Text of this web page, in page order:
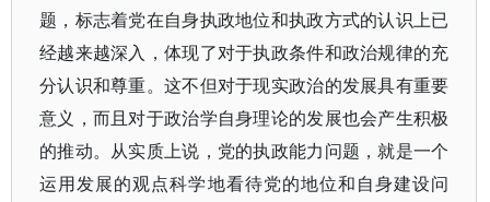
题，标志着党在自身执政地位和执政方式的认识上已
经越来越深入，体现了对于执政条件和政治规律的充
分认识和尊重。这不但对于现实政治的发展具有重要
意义，而且对于政治学自身理论的发展也会产生积极
的推动。从实质上说，党的执政能力问题，就是一个
运用发展的观点科学地看待党的地位和自身建设问